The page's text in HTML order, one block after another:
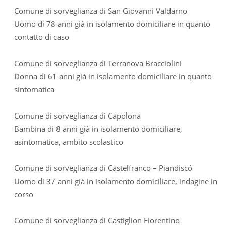
Comune di sorveglianza di San Giovanni Valdarno
Uomo di 78 anni già in isolamento domiciliare in quanto
contatto di caso
Comune di sorveglianza di Terranova Bracciolini
Donna di 61 anni già in isolamento domiciliare in quanto
sintomatica
Comune di sorveglianza di Capolona
Bambina di 8 anni già in isolamento domiciliare,
asintomatica, ambito scolastico
Comune di sorveglianza di Castelfranco – Piandiscó
Uomo di 37 anni già in isolamento domiciliare, indagine in
corso
Comune di sorveglianza di Castiglion Fiorentino